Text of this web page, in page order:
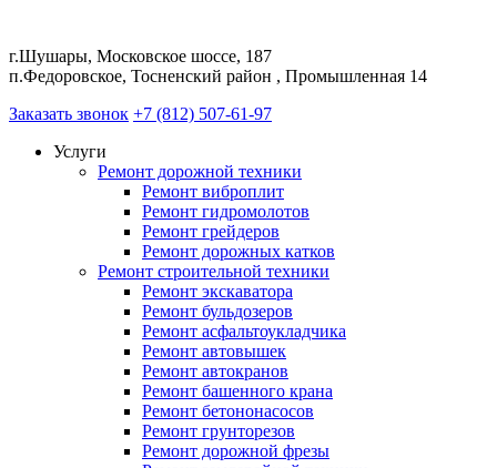
г.Шушары, Московское шоссе, 187
п.Федоровское, Тосненский район , Промышленная 14
Заказать звонок +7 (812) 507-61-97
Услуги
Ремонт дорожной техники
Ремонт виброплит
Ремонт гидромолотов
Ремонт грейдеров
Ремонт дорожных катков
Ремонт строительной техники
Ремонт экскаватора
Ремонт бульдозеров
Ремонт асфальтоукладчика
Ремонт автовышек
Ремонт автокранов
Ремонт башенного крана
Ремонт бетононасосов
Ремонт грунторезов
Ремонт дорожной фрезы